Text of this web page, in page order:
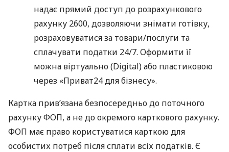
надає прямий доступ до розрахункового
рахунку 2600, дозволяючи знімати готівку,
розраховуватися за товари/послуги та
сплачувати податки 24/7. Оформити її
можна віртуально (Digital) або пластиковою
через «Приват24 для бізнесу».
Картка прив’язана безпосередньо до поточного
рахунку ФОП, а не до окремого карткового рахунку.
ФОП має право користуватися карткою для
особистих потреб після сплати всіх податків. Є